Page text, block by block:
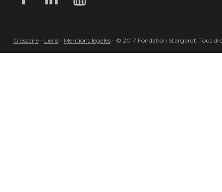
Glossaire- Liens- Mentions légales- © 2017 Fondation Stargardt. Tous